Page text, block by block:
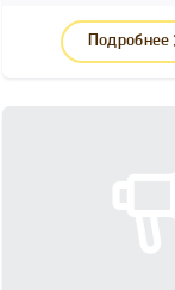
Подробнее